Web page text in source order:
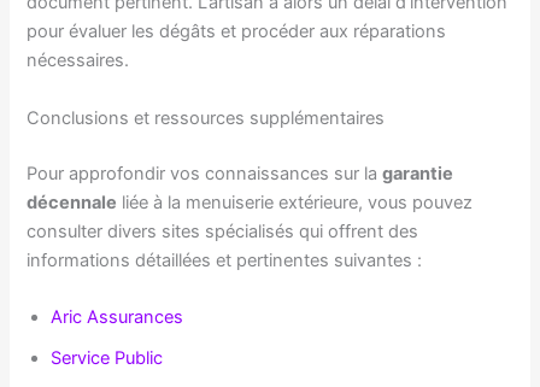
pour évaluer les dégâts et procéder aux réparations
nécessaires.
Conclusions et ressources supplémentaires
Pour approfondir vos connaissances sur lagarantie
décennale liée à la menuiserie extérieure, vous pouvez
consulter divers sites spécialisés qui offrent des
informations détaillées et pertinentes suivantes :
Aric Assurances
Service Public